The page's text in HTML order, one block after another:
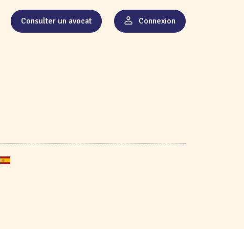
Consulter un avocat Connexion